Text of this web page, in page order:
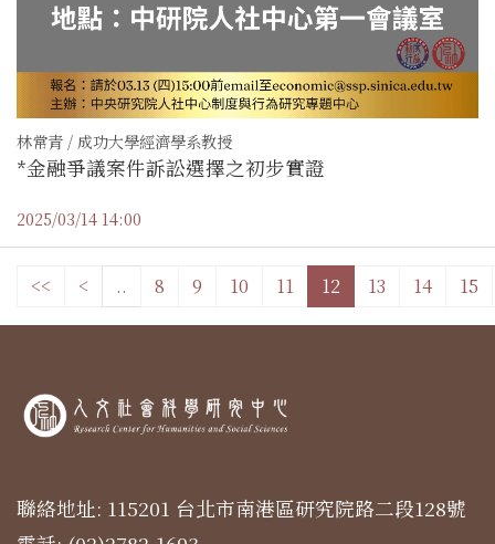
林常青 / 成功大學經濟學系教授
*金融爭議案件訴訟選擇之初步實證
2025/03/14 14:00
<< < .. 8 9 10 11 12 13 14 15
聯絡地址: 115201 台北市南港區研究院路二段128號